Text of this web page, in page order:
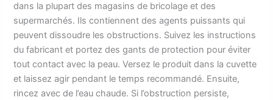
dans la plupart des magasins de bricolage et des
supermarchés. Ils contiennent des agents puissants qui
peuvent dissoudre les obstructions. Suivez les instructions
du fabricant et portez des gants de protection pour éviter
tout contact avec la peau. Versez le produit dans la cuvette
et laissez agir pendant le temps recommandé. Ensuite,
rincez avec de l’eau chaude. Si l’obstruction persiste,